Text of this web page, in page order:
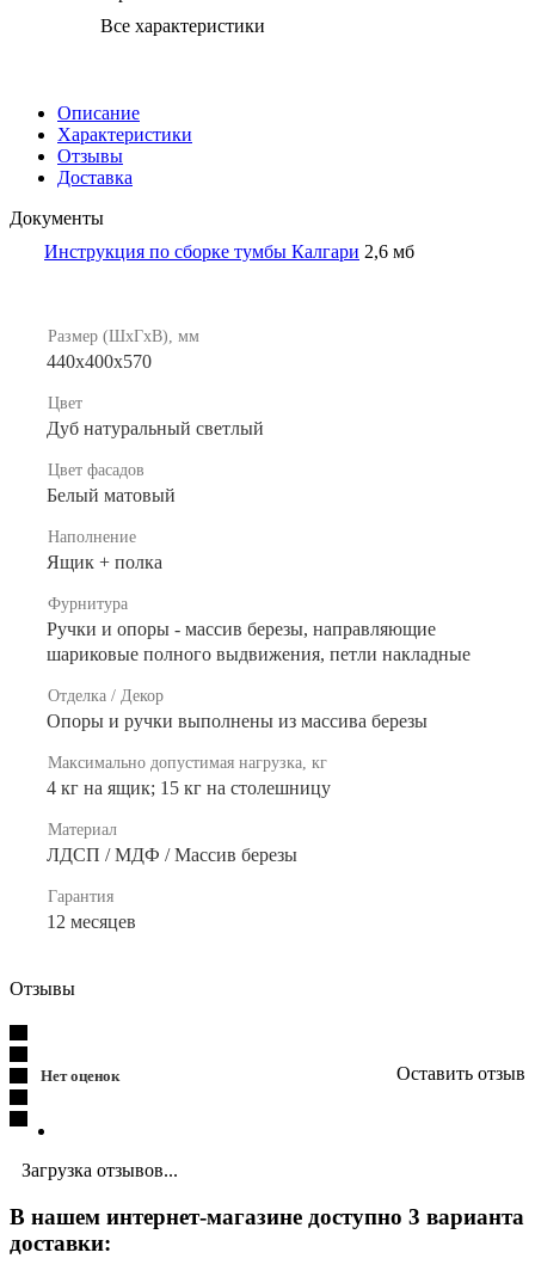
Все характеристики
Описание
Характеристики
Отзывы
Доставка
Документы
Инструкция по сборке тумбы Калгари 2,6 мб
Размер (ШхГхВ), мм
440х400х570
Цвет
Дуб натуральный светлый
Цвет фасадов
Белый матовый
Наполнение
Ящик + полка
Фурнитура
Ручки и опоры - массив березы, направляющие
шариковые полного выдвижения, петли накладные
Отделка / Декор
Опоры и ручки выполнены из массива березы
Максимально допустимая нагрузка, кг
4 кг на ящик; 15 кг на столешницу
Материал
ЛДСП / МДФ / Массив березы
Гарантия
12 месяцев
Отзывы
Нет оценок Оставить отзыв
Загрузка отзывов...
В нашем интернет-магазине доступно 3 варианта
доставки: